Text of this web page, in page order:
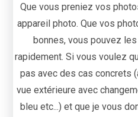
Que vous preniez vos
appareil photo. Que vos
bonnes, vous pouvez
rapidement. Si vous voulez
pas avec des cas concrets
vue extérieure avec
bleu etc...) et que je vous